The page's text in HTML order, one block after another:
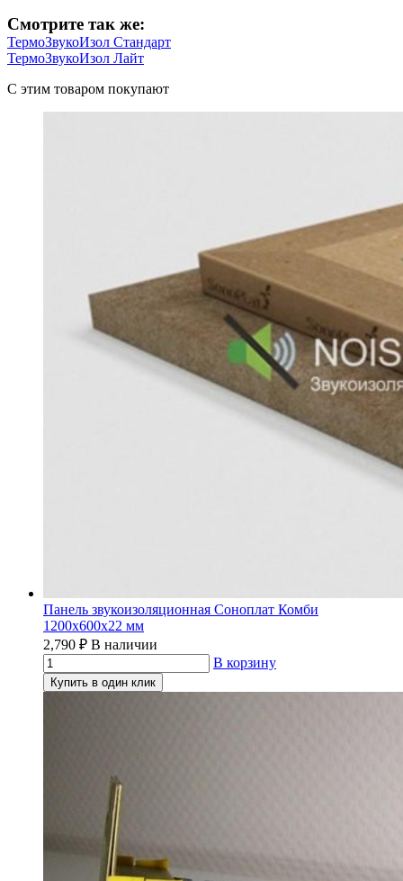
Смотрите так же:
ТермоЗвукоИзол Стандарт
ТермоЗвукоИзол Лайт
C этим товаром покупают
Панель звукоизоляционная Соноплат Комби
1200х600х22 мм
2,790 ₽ В наличии
В корзину
Купить в один клик